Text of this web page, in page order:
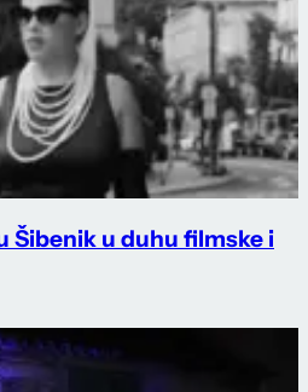
Šibenik u duhu filmske i